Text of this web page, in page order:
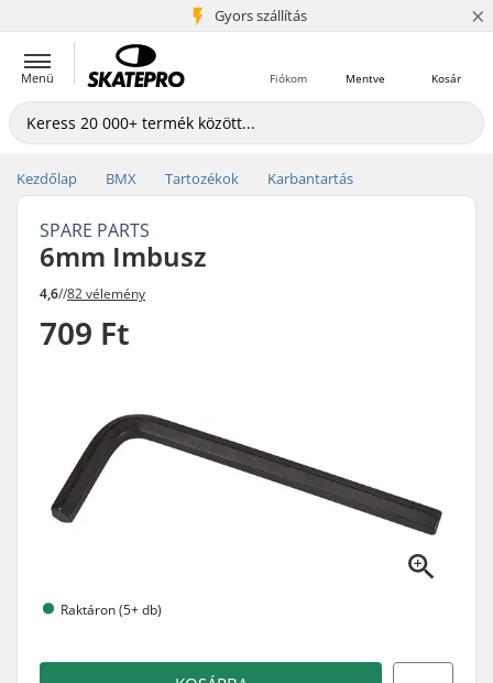
Gyors szállítás
5+ millió ügyfél ×
Menü Kosár
Mentve
Fiókom
Kezdőlap BMX Tartozékok Karbantartás
SPARE PARTS
6mm Imbusz
4,6//82 vélemény
709 Ft
Raktáron (5+ db)